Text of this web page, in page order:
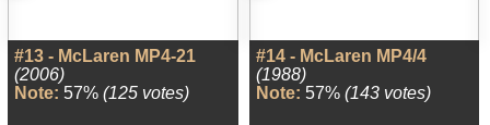
#13 - McLaren MP4-21
(2006)
Note: 57% (125 votes)
#14 - McLaren MP4/4
(1988)
Note: 57% (143 votes)